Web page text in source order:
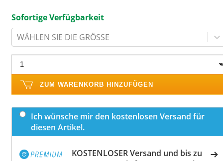
Sofortige Verfügbarkeit
WÄHLEN SIE DIE GRÖSSE
ZUM WARENKORB HINZUFÜGEN
Ich wünsche mir den kostenlosen Versand für
diesen Artikel.
KOSTENLOSER Versand und bis zu